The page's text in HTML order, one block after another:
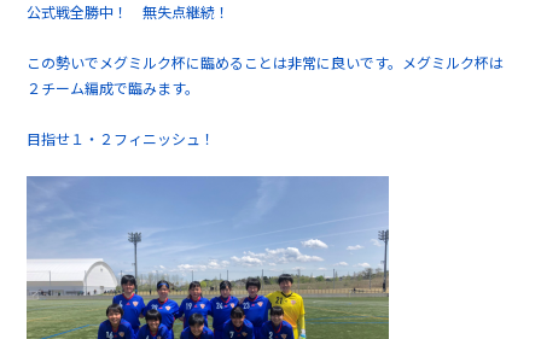
公式戦全勝中！ 無失点継続！
この勢いでメグミルク杯に臨めることは非常に良いです。メグミルク杯は
２チーム編成で臨みます。
目指せ１・２フィニッシュ！